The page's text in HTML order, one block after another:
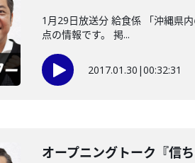
1月29日放送分 給食係 「沖縄県
点の情報です。 掲...
2017.01.30 |00:32:31
オープニングトーク『信